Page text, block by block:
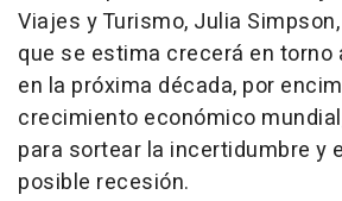
Viajes y Turismo, Julia
que se estima crecerá en torno
en la próxima década, por
crecimiento económico
para sortear la incertidumbre y
posible recesión.